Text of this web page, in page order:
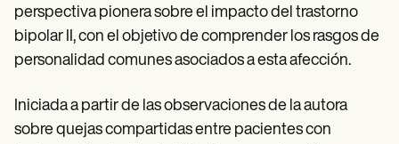
perspectiva pionera sobre el impacto del trastorno
bipolar II, con el objetivo de comprender los rasgos de
personalidad comunes asociados a esta afección.
Iniciada a partir de las observaciones de la autora
sobre quejas compartidas entre pacientes con